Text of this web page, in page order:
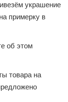
украшение
примерку в
об этом
товара на